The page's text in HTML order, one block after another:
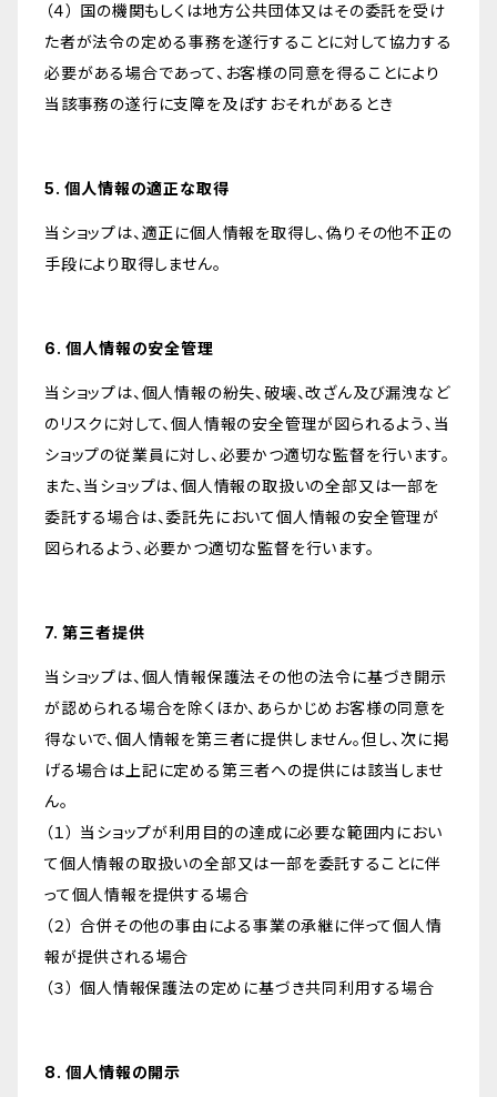
（４） 国の機関もしくは地方公共団体又はその委託を受け
た者が法令の定める事務を遂行することに対して協力する
必要がある場合であって、お客様の同意を得ることにより
当該事務の遂行に支障を及ぼすおそれがあるとき
5. 個人情報の適正な取得
当ショップは、適正に個人情報を取得し、偽りその他不正の
手段により取得しません。
6. 個人情報の安全管理
当ショップは、個人情報の紛失、破壊、改ざん及び漏洩など
のリスクに対して、個人情報の安全管理が図られるよう、当
ショップの従業員に対し、必要かつ適切な監督を行います。
また、当ショップは、個人情報の取扱いの全部又は一部を
委託する場合は、委託先において個人情報の安全管理が
図られるよう、必要かつ適切な監督を行います。
7. 第三者提供
当ショップは、個人情報保護法その他の法令に基づき開示
が認められる場合を除くほか、あらかじめお客様の同意を
得ないで、個人情報を第三者に提供しません。但し、次に掲
げる場合は上記に定める第三者への提供には該当しませ
ん。
（１） 当ショップが利用目的の達成に必要な範囲内におい
て個人情報の取扱いの全部又は一部を委託することに伴
って個人情報を提供する場合
（２） 合併その他の事由による事業の承継に伴って個人情
報が提供される場合
（３） 個人情報保護法の定めに基づき共同利用する場合
8. 個人情報の開示